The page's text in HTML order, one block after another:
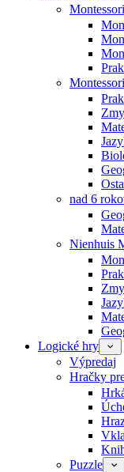
nad 6
Nienhuis
Logické hry
Výpredaj
Hračky
Puzzle